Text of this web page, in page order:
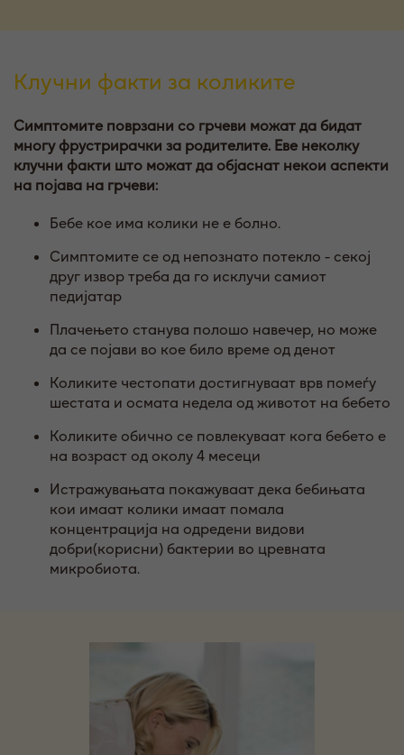
Клучни факти за коликите
Симптомите поврзани со грчеви можат да бидат
многу фрустрирачки за родителите. Еве неколку
клучни факти што можат да објаснат некои аспекти
на појава на грчеви:
Бебе кое има колики не е болно.
Симптомите се од непознато потекло - секој
друг извор треба да го исклучи самиот
педијатар
Плачењето станува полошо навечер, но може
да се појави во кое било време од денот
Коликите честопати достигнуваат врв помеѓу
шестата и осмата недела од животот на бебето
Коликите обично се повлекуваат кога бебето е
на возраст од околу 4 месеци
Истражувањата покажуваат дека бебињата
кои имаат колики имаат помала
концентрација на одредени видови
добри(корисни) бактерии во цревната
микробиота.